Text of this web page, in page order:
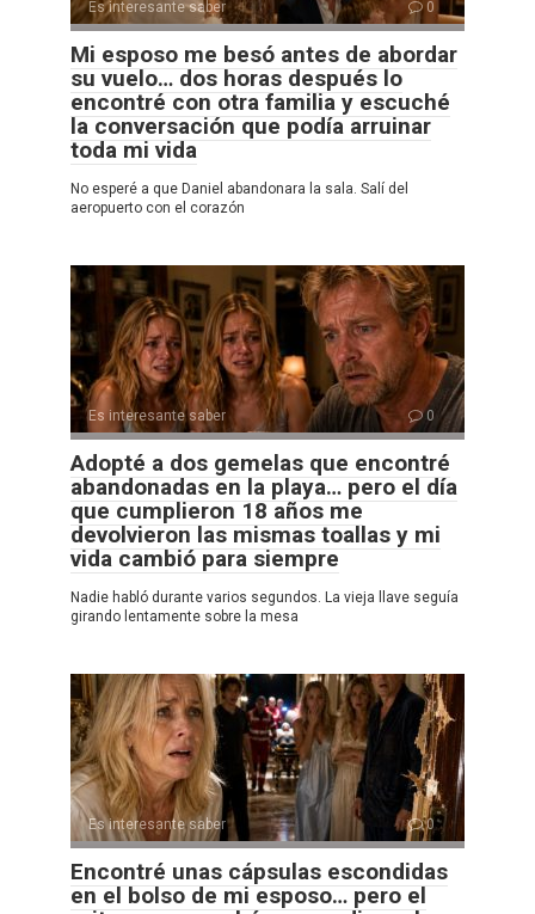
Es interesante saber 0
Mi esposo me besó antes de abordar
su vuelo… dos horas después lo
encontré con otra familia y escuché
la conversación que podía arruinar
toda mi vida
No esperé a que Daniel abandonara la sala. Salí del
aeropuerto con el corazón
Es interesante saber 0
Adopté a dos gemelas que encontré
abandonadas en la playa… pero el día
que cumplieron 18 años me
devolvieron las mismas toallas y mi
vida cambió para siempre
Nadie habló durante varios segundos. La vieja llave seguía
girando lentamente sobre la mesa
Es interesante saber 0
Encontré unas cápsulas escondidas
en el bolso de mi esposo… pero el